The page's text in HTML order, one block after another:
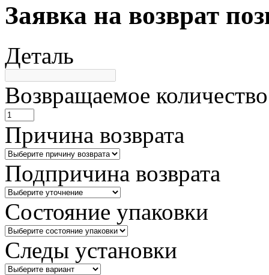
Заявка на возврат
Деталь
Возвращаемое количество
Причина возврата
Подпричина возврата
Состояние упаковки
Следы установки